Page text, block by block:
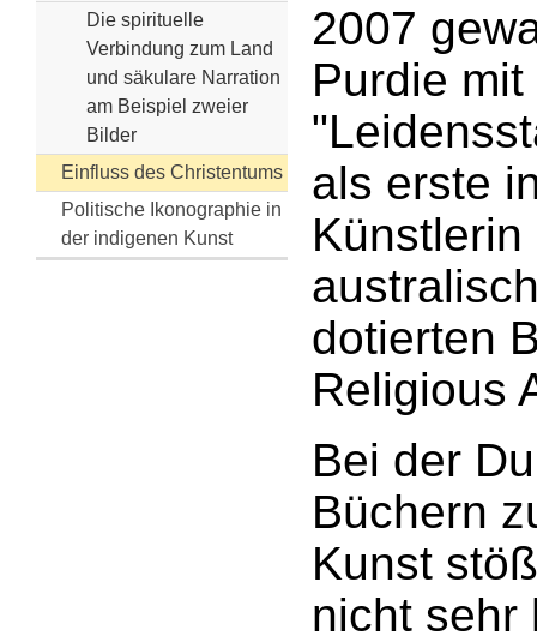
Die spirituelle
Verbindung zum Land
und säkulare Narration
am Beispiel zweier
Bilder
Einfluss des Christentums
Politische Ikonographie in
der indigenen Kunst
2007
Purdie
als erste
dotierten
Religious
Bei der
Büchern
Kunst
nicht sehr